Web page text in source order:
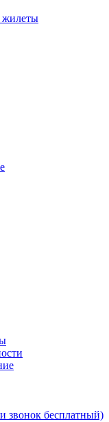
жилеты
звонок бесплатный)